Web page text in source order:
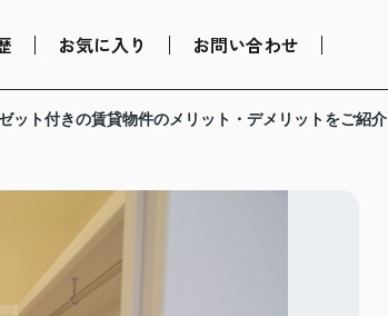
お気に入り お問い合わせ
ット付きの賃貸物件のメリット・デメリットをご紹介